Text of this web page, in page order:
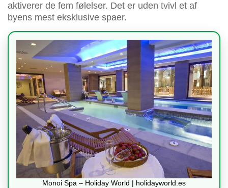
aktiverer de fem følelser. Det er uden tvivl et af
byens mest eksklusive spaer.
Monoi Spa – Holiday World | holidayworld.es